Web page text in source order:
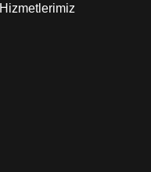
Hizmetlerimiz